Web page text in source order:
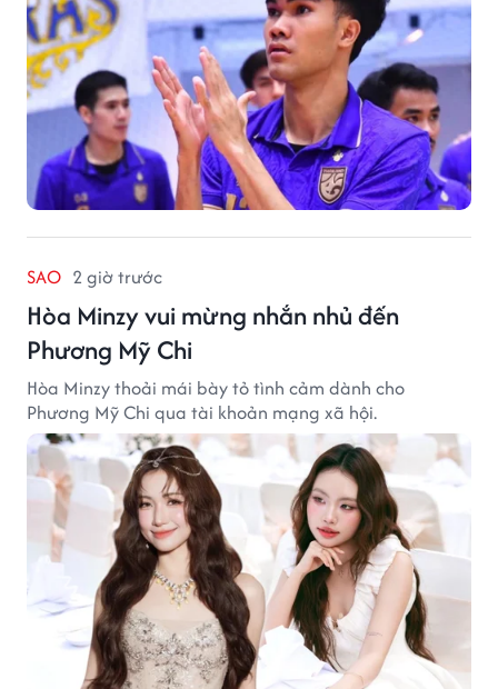
SAO 2 giờ trước
Hòa Minzy vui mừng nhắn nhủ đến
Phương Mỹ Chi
Hòa Minzy thoải mái bày tỏ tình cảm dành cho
Phương Mỹ Chi qua tài khoản mạng xã hội.